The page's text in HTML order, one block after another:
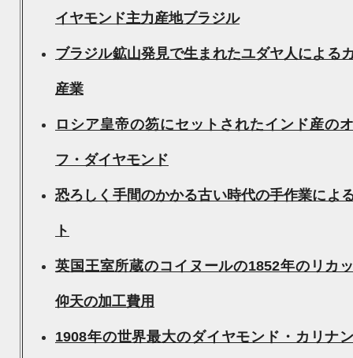
イヤモンド主力産地ブラジル
ブラジル鉱山発見で生まれたユダヤ人による
産業
ロシア皇帝の笏にセットされたインド産の
フ・ダイヤモンド
恐ろしく手間のかかる古い時代の手作業によ
ト
英国王室所蔵のコイヌールの1852年のリカ
仰天の加工費用
1908年の世界最大のダイヤモンド・カリナ